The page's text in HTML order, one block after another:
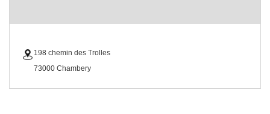
198 chemin des Trolles
73000 Chambery